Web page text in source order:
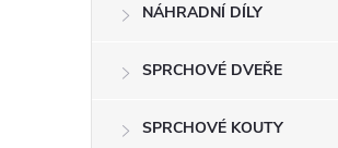
NÁHRADNÍ DÍLY
SPRCHOVÉ DVEŘE
SPRCHOVÉ KOUTY